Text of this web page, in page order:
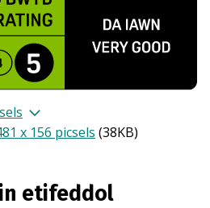
x 156 picsels (38KB)
etifeddol